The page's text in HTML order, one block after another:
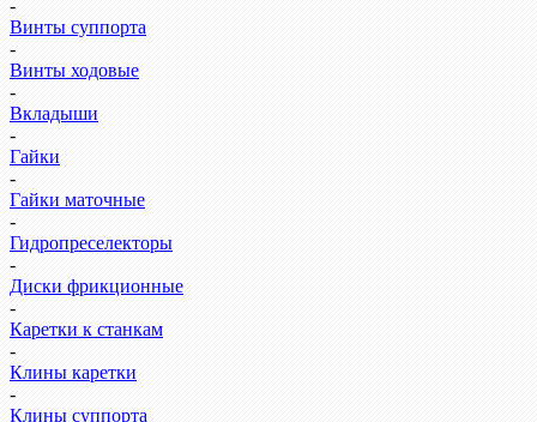
-
Винты суппорта
-
Винты ходовые
-
Вкладыши
-
Гайки
-
Гайки маточные
-
Гидропреселекторы
-
Диски фрикционные
-
Каретки к станкам
-
Клины каретки
-
Клины суппорта